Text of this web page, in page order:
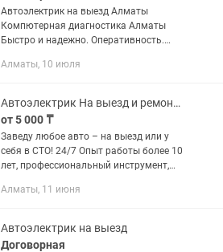
Автоэлектрик на выезд Алматы
Компютерная диагностика Алматы
Быстро и надежно. Оперативность.
на место вызова, так как мы понимаем,
Алматы, 10 июля
Автоэлектрик На выезд и ремонт у себя 24/7 Алматы и область
от 5 000 ₸
Заведу любое авто – на выезд или у
себя в СТО! 24/7 Опыт работы более 10
лет, профессиональный инструмент,
нет решения = нет оплаты Услуги: -
Алматы, 11 июня
Автоэлектрик на выезд
Договорная